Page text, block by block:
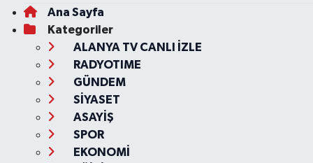
Ana Sayfa
Kategoriler
ALANYA TV CANLI İZLE
RADYOTIME
GÜNDEM
SİYASET
ASAYİŞ
SPOR
EKONOMİ